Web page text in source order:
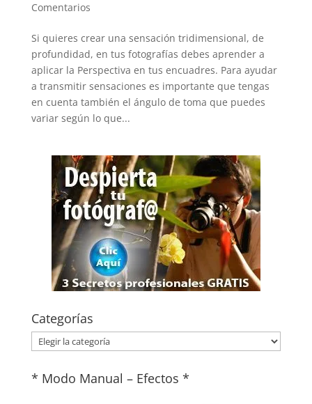
Comentarios
Si quieres crear una sensación tridimensional, de
profundidad, en tus fotografías debes aprender a
aplicar la Perspectiva en tus encuadres. Para ayudar
a transmitir sensaciones es importante que tengas
en cuenta también el ángulo de toma que puedes
variar según lo que...
Categorías
Categorías
* Modo Manual – Efectos *